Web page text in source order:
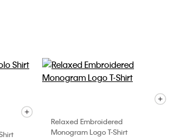
Relaxed Embroidered
Monogram Logo T-Shirt